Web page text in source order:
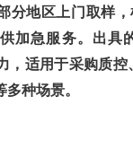
分地区上门取样
加急服务。出具
，适用于采购质
种场景。